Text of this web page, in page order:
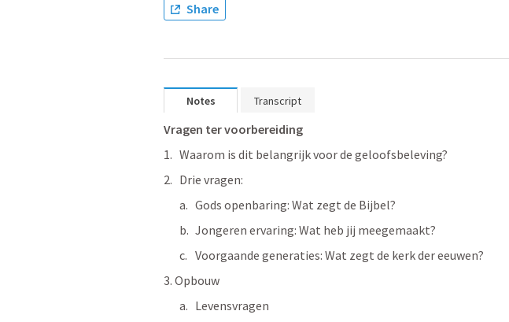
Share
Notes Transcript
Vragen ter voorbereiding
Waarom is dit belangrijk voor de geloofsbeleving?
Drie vragen:
Gods openbaring: Wat zegt de Bijbel?
Jongeren ervaring: Wat heb jij meegemaakt?
Voorgaande generaties: Wat zegt de kerk der eeuwen?
3. Opbouw
Levensvragen